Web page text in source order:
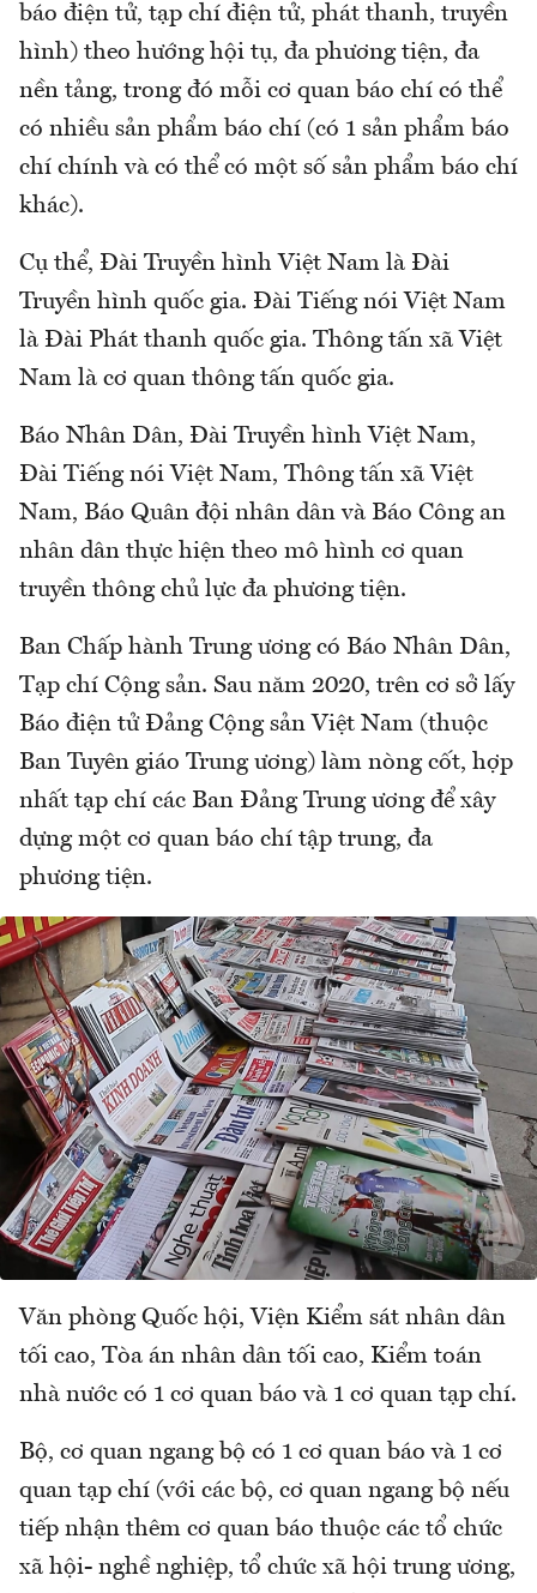
báo điện tử, tạp chí điện tử, phát thanh, truyền
hình) theo hướng hội tụ, đa phương tiện, đa
nền tảng, trong đó mỗi cơ quan báo chí có thể
có nhiều sản phẩm báo chí (có 1 sản phẩm báo
chí chính và có thể có một số sản phẩm báo chí
khác).
Cụ thể, Đài Truyền hình Việt Nam là Đài
Truyền hình quốc gia. Đài Tiếng nói Việt Nam
là Đài Phát thanh quốc gia. Thông tấn xã Việt
Nam là cơ quan thông tấn quốc gia.
Báo Nhân Dân, Đài Truyền hình Việt Nam,
Đài Tiếng nói Việt Nam, Thông tấn xã Việt
Nam, Báo Quân đội nhân dân và Báo Công an
nhân dân thực hiện theo mô hình cơ quan
truyền thông chủ lực đa phương tiện.
Ban Chấp hành Trung ương có Báo Nhân Dân,
Tạp chí Cộng sản. Sau năm 2020, trên cơ sở lấy
Báo điện tử Đảng Cộng sản Việt Nam (thuộc
Ban Tuyên giáo Trung ương) làm nòng cốt, hợp
nhất tạp chí các Ban Đảng Trung ương để xây
dựng một cơ quan báo chí tập trung, đa
phương tiện.
Văn phòng Quốc hội, Viện Kiểm sát nhân dân
tối cao, Tòa án nhân dân tối cao, Kiểm toán
nhà nước có 1 cơ quan báo và 1 cơ quan tạp chí.
Bộ, cơ quan ngang bộ có 1 cơ quan báo và 1 cơ
quan tạp chí (với các bộ, cơ quan ngang bộ nếu
tiếp nhận thêm cơ quan báo thuộc các tổ chức
xã hội- nghề nghiệp, tổ chức xã hội trung ương,